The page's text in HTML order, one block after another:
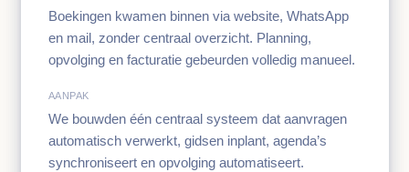
Boekingen kwamen binnen via website, WhatsApp
en mail, zonder centraal overzicht. Planning,
opvolging en facturatie gebeurden volledig manueel.
AANPAK
We bouwden één centraal systeem dat aanvragen
automatisch verwerkt, gidsen inplant, agenda’s
synchroniseert en opvolging automatiseert.